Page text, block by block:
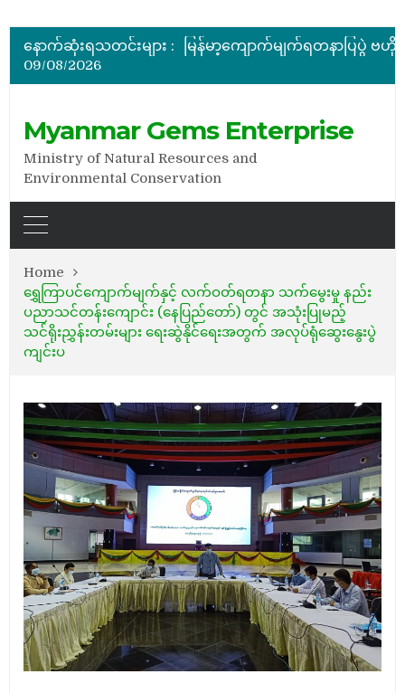
နောက်ဆုံးရသတင်းများ :
09/08/2026
Myanmar Gems Enterprise
Ministry of Natural Resources and
Environmental Conservation
Home
ရွှေကြာပင်ကျောက်မျက်နှင့် လက်ဝတ်ရတနာ သက်မွေးမှု နည်း
ပညာသင်တန်းကျောင်း (နေပြည်တော်) တွင် အသုံးပြုမည့်
သင်ရိုးညွှန်းတမ်းများ ရေးဆွဲနိုင်ရေးအတွက် အလုပ်ရုံဆွေးနွေးပွဲ
ကျင်းပ